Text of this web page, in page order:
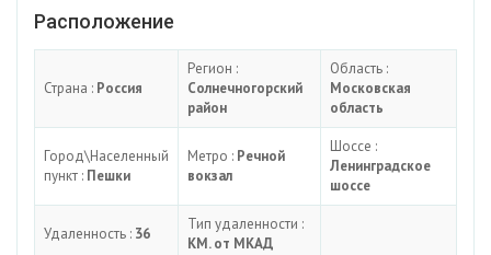
Расположение
Страна : Россия
Регион :
Солнечногорский
район
Область :
Московская
область
Город\Населенный
пункт : Пешки
Метро : Речной
вокзал
Шоссе :
Ленинградское
шоссе
Удаленность : 36
Тип удаленности :
КМ. от МКАД